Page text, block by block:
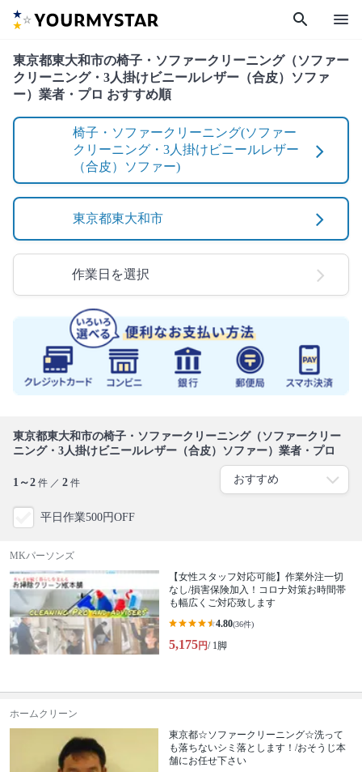
search menu
東京都東大和市の椅子・ソファークリーニング（ソファー
クリーニング・3人掛けビニールレザー（合皮）ソファ
ー）業者・プロ おすすめ順
椅子・ソファークリーニング(ソファー
クリーニング・3人掛けビニールレザー
（合皮）ソファー)
東京都東大和市
作業日を選択
東京都東大和市の椅子・ソファークリーニング（ソファークリー
ニング・3人掛けビニールレザー（合皮）ソファー）業者・プロ
1～2 件 ／ 2 件
平日作業500円OFF
MKパーソンズ
【女性スタッフ対応可能】作業外注一切
なし/損害保険加入！コロナ対策お時間帯
も幅広くご対応致します
4.80(36件)
5,175円/ 1脚
ホームクリーン
東京都☆ソファークリーニング☆洗って
も落ちないシミ落とします！/おそうじ本
舗にお任せ下さい